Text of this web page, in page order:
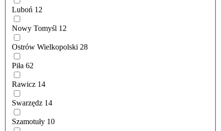
Luboń 12
Nowy Tomyśl 12
Ostrów Wielkopolski 28
Piła 62
Rawicz 14
Swarzędz 14
Szamotuły 10